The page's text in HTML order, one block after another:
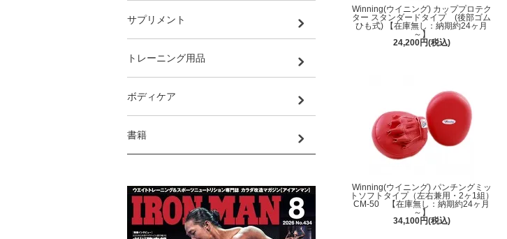
Winning(ウイニング) カッププロテク
ター スタンダードタイプ (後部ゴム
ひも式) 【在庫無し：納期約24ヶ月
～】
24,200円(税込)
Winning(ウイニング) パンチングミッ
トソフトタイプ（左右兼用・2ヶ1組）
CM-50 【在庫無し：納期約24ヶ月
～】
34,100円(税込)
サプリメント
トレーニング用品
ボディケア
書籍